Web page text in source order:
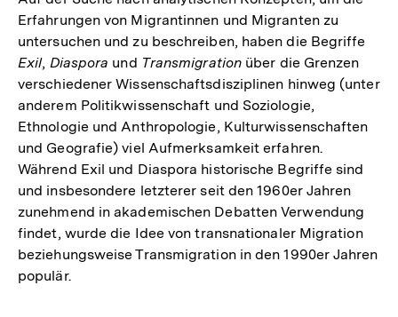
Erfahrungen von Migrantinnen und Migranten zu
untersuchen und zu beschreiben, haben die Begriffe
Exil, Diaspora und Transmigration über die Grenzen
verschiedener Wissenschaftsdisziplinen hinweg (unter
anderem Politikwissenschaft und Soziologie,
Ethnologie und Anthropologie, Kulturwissenschaften
und Geografie) viel Aufmerksamkeit erfahren.
Während Exil und Diaspora historische Begriffe sind
und insbesondere letzterer seit den 1960er Jahren
zunehmend in akademischen Debatten Verwendung
findet, wurde die Idee von transnationaler Migration
beziehungsweise Transmigration in den 1990er Jahren
populär.